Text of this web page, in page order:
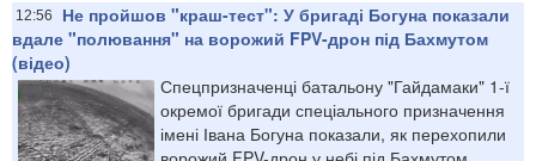
12:56
Не пройшов "краш-тест": У бригаді Богуна показали
вдале "полювання" на ворожий FPV-дрон під Бахмутом
(відео)
Спецпризначенці батальону "Гайдамаки" 1-ї
окремої бригади спеціального призначення
імені Івана Богуна показали, як перехопили